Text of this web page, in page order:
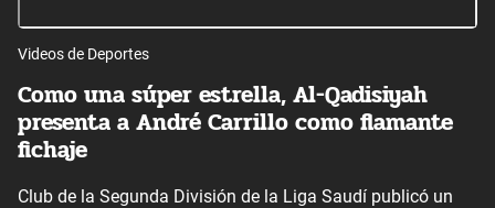
Videos de Deportes
Como una súper estrella, Al-Qadisiyah
presenta a André Carrillo como flamante
fichaje
Club de la Segunda División de la Liga Saudí publicó un